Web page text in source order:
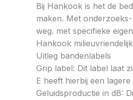
Bij Hankook is het de
maken. Met
weg. met specifieke
Hankook
Uitleg bandenlabels
Grip label: Dit label laat
E heeft hierbij een
Geluidsproductie in dB: